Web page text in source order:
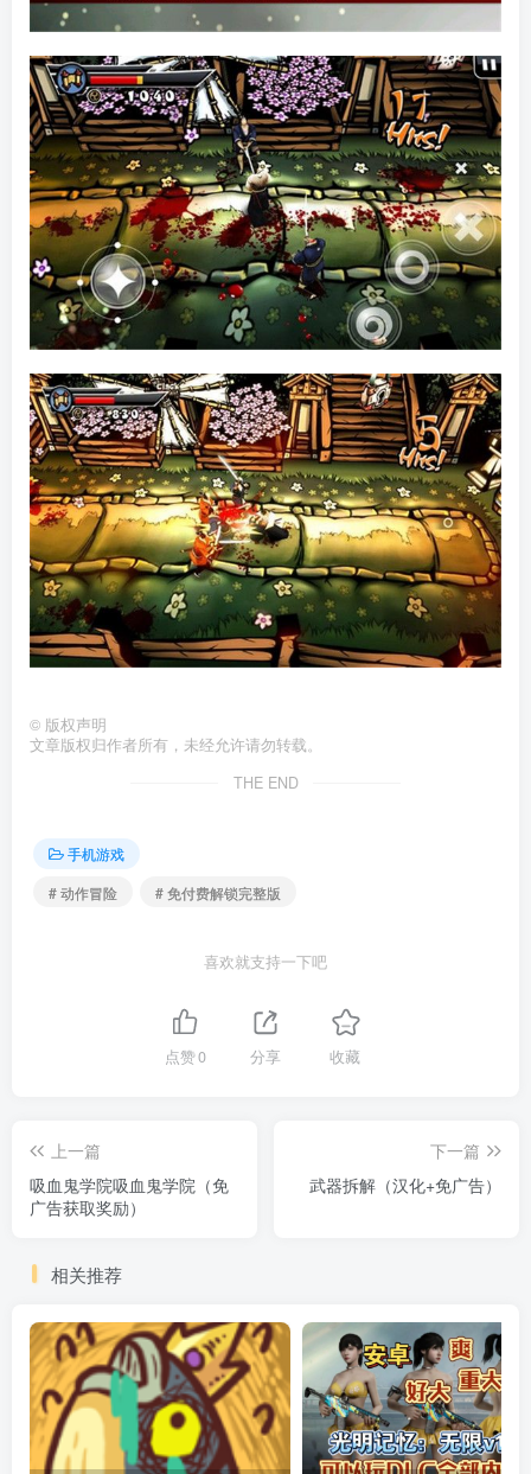
© 版权声明
文章版权归作者所有，未经允许请勿转载。
THE END
手机游戏
# 动作冒险
# 免付费解锁完整版
喜欢就支持一下吧
点赞0 分享 收藏
上一篇
吸血鬼学院吸血鬼学院（免
广告获取奖励）
下一篇
武器拆解（汉化+免广告）
相关推荐